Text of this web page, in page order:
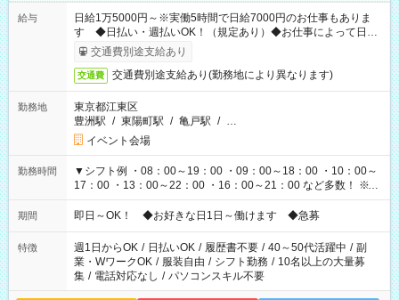
給与
日給1万5000円～※実働5時間で日給7000円のお仕事もありま
す ◆日払い・週払いOK！（規定あり）◆お仕事によって日給
も異なります
交通費別途支給あり
交通費 交通費別途支給あり(勤務地により異なります)
勤務地
東京都江東区
豊洲駅 / 東陽町駅 / 亀戸駅 / …
イベント会場
勤務時間
▼シフト例 ・08：00～19：00 ・09：00～18：00 ・10：00～
17：00 ・13：00～22：00 ・16：00～21：00 など多数！ ※お
仕事により勤務時間が異なります
期間 即日～OK！ ◆お好きな日1日～働けます ◆急募
特徴 週1日からOK / 日払いOK / 履歴書不要 / 40～50代活躍中 / 副
業・WワークOK / 服装自由 / シフト勤務 / 10名以上の大量募
集 / 電話対応なし / パソコンスキル不要